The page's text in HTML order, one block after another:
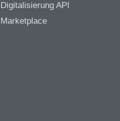
Digitalisierung API
Marketplace